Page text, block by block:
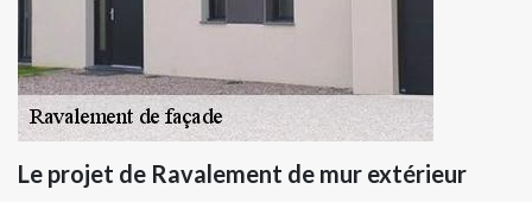
Le projet de Ravalement de mur extérieur